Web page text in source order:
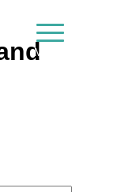
MENU